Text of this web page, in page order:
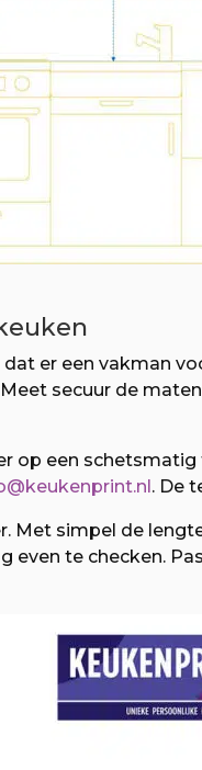
er een vakman
secuur de
op een
. De
Met simpel de
te checken.